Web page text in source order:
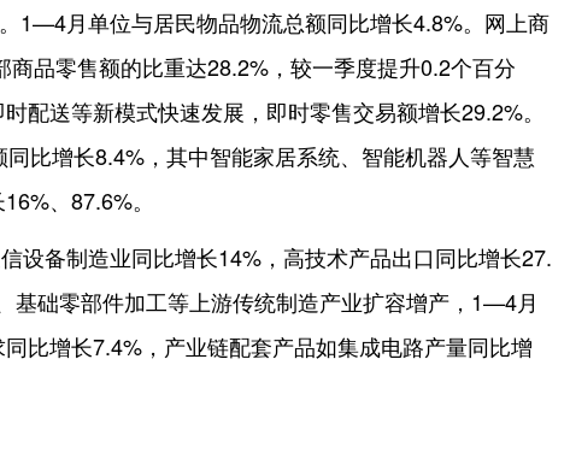
1—4月单位与居民物品物流总额同比增长4.8%。网上商
商品零售额的比重达28.2%，较一季度提升0.2个百分
配送等新模式快速发展，即时零售交易额增长29.2%。
比增长8.4%，其中智能家居系统、智能机器人等智慧
、87.6%。
设备制造业同比增长14%，高技术产品出口同比增长27.
基础零部件加工等上游传统制造产业扩容增产，1—4月
比增长7.4%，产业链配套产品如集成电路产量同比增